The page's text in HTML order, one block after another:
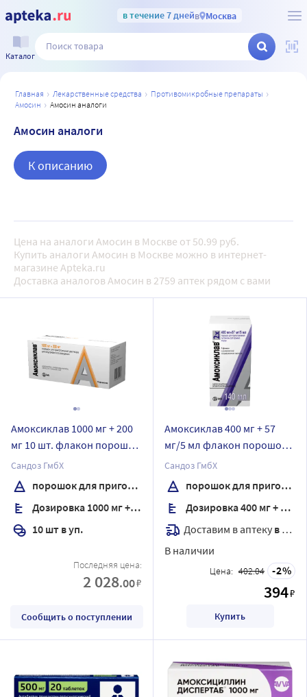
в течение 7 днейв Москва
Каталог
главная лекарственные средства
противомикробные препараты
амосин
амосин аналоги
Амосин аналоги
К описанию
Цена на аналоги Амосин в Москве от 50.99 руб.
Купить аналоги Амосин в Москве можно в интернет-
магазине Apteka.ru
Доставка аналогов Амосин в 2759 аптек рядом с вами
Амоксиклав 1000 мг + 200
мг 10 шт. флакон порошок
для приготовления
раствора для
внутривенного введения
Сандоз ГмбХ
порошок для приготовления раствора
Дозировка 1000 мг + 200 мг
10 шт в уп.
Последняя цена:
2 028.00₽
Сообщить о поступлении
Амоксиклав 400 мг + 57
мг/5 мл флакон порошок
для приготовления
суспензии для приема
внутрь для приема внутрь
22 гр
Сандоз ГмбХ
порошок для приготовления суспензии для приема внутрь
Дозировка 400 мг + 57 мг/5 мл
Доставим в аптеку в течение 7 дней
В наличии
Цена: 402.04 2
394₽
Купить